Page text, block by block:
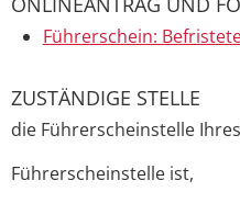
Führerschein:
ZUSTÄNDIGE STELLE
die Führerscheinstelle
Führerscheinstelle ist,